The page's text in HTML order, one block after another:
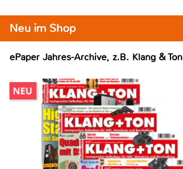
Neu im Shop
ePaper Jahres-Archive, z.B. Klang & Ton